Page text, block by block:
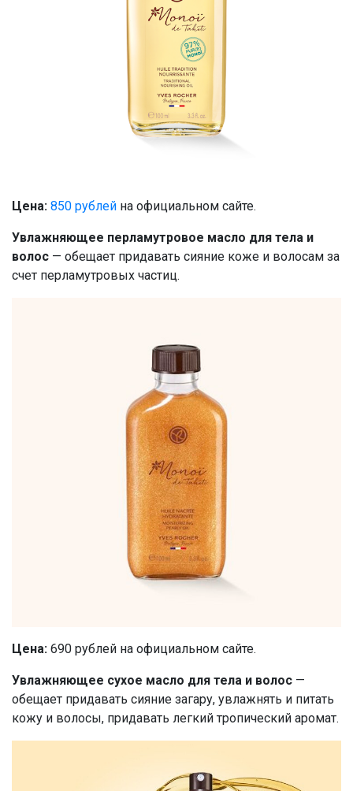
Цена: 850 рублей на официальном сайте.
Увлажняющее перламутровое масло для тела и
волос — обещает придавать сияние коже и волосам за
счет перламутровых частиц.
Цена: 690 рублей на официальном сайте.
Увлажняющее сухое масло для тела и волос —
обещает придавать сияние загару, увлажнять и питать
кожу и волосы, придавать легкий тропический аромат.